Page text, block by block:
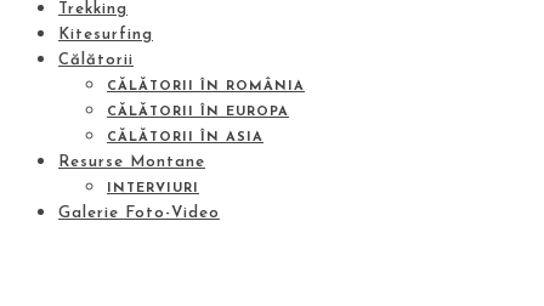
Trekking
Kitesurfing
Călătorii
CĂLĂTORII ÎN ROMÂNIA
CĂLĂTORII ÎN EUROPA
CĂLĂTORII ÎN ASIA
Resurse Montane
INTERVIURI
Galerie Foto-Video